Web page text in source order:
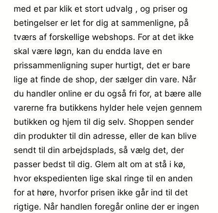
med et par klik et stort udvalg , og priser og
betingelser er let for dig at sammenligne, på
tværs af forskellige webshops. For at det ikke
skal være løgn, kan du endda lave en
prissammenligning super hurtigt, det er bare
lige at finde de shop, der sælger din vare. Når
du handler online er du også fri for, at bære alle
varerne fra butikkens hylder hele vejen gennem
butikken og hjem til dig selv. Shoppen sender
din produkter til din adresse, eller de kan blive
sendt til din arbejdsplads, så vælg det, der
passer bedst til dig. Glem alt om at stå i kø,
hvor ekspedienten lige skal ringe til en anden
for at høre, hvorfor prisen ikke går ind til det
rigtige. Når handlen foregår online der er ingen